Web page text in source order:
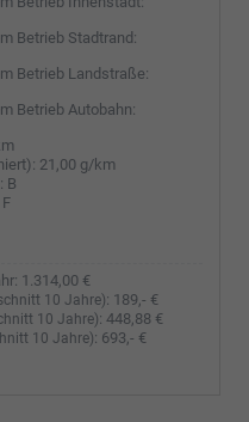
Betrieb Stadtrand:
Betrieb Landstraße:
Betrieb Autobahn:
21,00 g/km
B
F
1.314,00 €
10 Jahre): 189,- €
10 Jahre): 448,88 €
10 Jahre): 693,- €